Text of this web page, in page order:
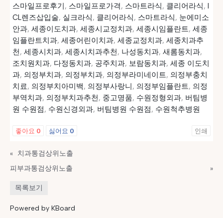
스마일프로후기, 스마일프로가격, 스마트라식, 클리어라식, I
CL렌즈삽입술, 실크라식, 클리어라식, 스마트라식, 눈에미소
안과, 세종이도치과, 세종시교정치과, 세종시임플란트, 세종
임플란트치과, 세종어린이치과, 세종교정치과, 세종치과추
천, 세종시치과, 세종시치과추천, 나성동치과, 새롬동치과,
조치원치과, 다정동치과, 공주치과, 보람동치과, 세종 이도치
과, 의정부치과, 의정부치과, 의정부라미네이트, 의정부충치
치료, 의정부치아미백, 의정부사랑니, 의정부임플란트, 의정
부역치과, 의정부치과추천, 중고명품, 수원정형외과, 버팀병
원 수원점, 수원신경외과, 버팀병원 수원점, 수원척추병원
좋아요 0 싫어요 0 인쇄
« 치과통검상위노출
피부과통검상위노출
»
목록보기
Powered by KBoard